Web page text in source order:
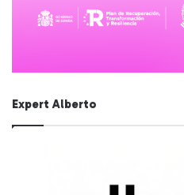
Expert Alberto